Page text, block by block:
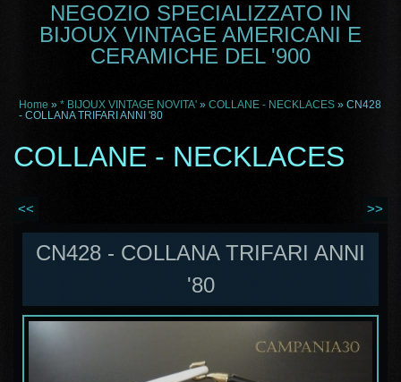
NEGOZIO SPECIALIZZATO IN
BIJOUX VINTAGE AMERICANI E
CERAMICHE DEL '900
Home » * BIJOUX VINTAGE NOVITA' » COLLANE - NECKLACES » CN428
- COLLANA TRIFARI ANNI '80
COLLANE - NECKLACES
<< >>
CN428 - COLLANA TRIFARI ANNI
'80